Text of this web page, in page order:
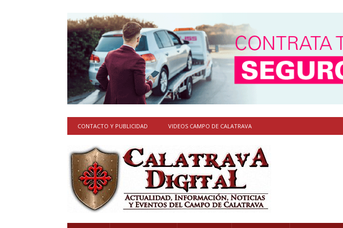
CONTACTO Y PUBLICIDAD VIDEOS CAMPO DE CALATRAVA